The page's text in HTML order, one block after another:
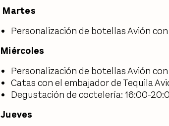
Martes
Personalización de botellas Avión
Miércoles
Personalización de botellas Avión
Catas con el embajador de Tequila
Degustación de coctelería: 16:00-
Jueves